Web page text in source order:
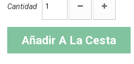
Cantidad
Añadir A La Cesta